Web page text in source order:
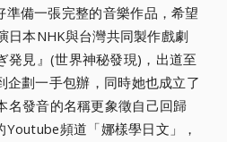
準備一張完整的音樂作品，希望
日本NHK與台灣共同製作戲劇
発見』(世界神秘發現)，出道至
劃一手包辦， 同時她也成立了
名發音的名稱更象徵自己回歸
Youtube頻道「娜樣學日文」，